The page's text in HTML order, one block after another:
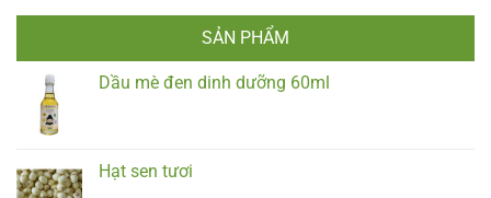
SẢN PHẨM
Dầu mè đen dinh dưỡng 60ml
Hạt sen tươi